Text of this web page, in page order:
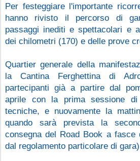
Per festeggiare l'importante
hanno rivisto il percorso di
passaggi inediti e spettacolari e
dei chilometri (170) e delle prove
Quartier generale della
la Cantina Ferghettina di
partecipanti già a partire dal
aprile con la prima sessione
tecniche, e nuovamente la
quando sarà prevista la
consegna del Road Book a fasce
dal regolamento particolare di